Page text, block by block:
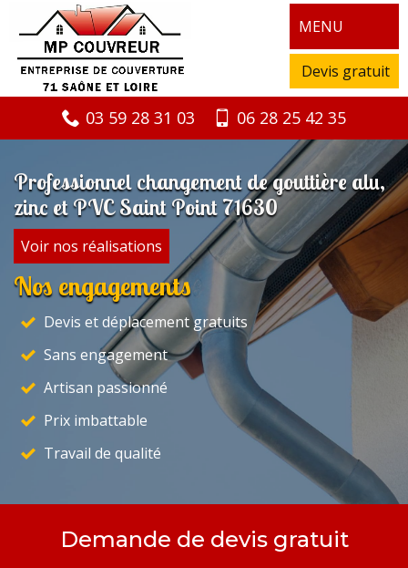
MENU
Devis gratuit
03 59 28 31 03 06 28 25 42 35
Professionnel changement de gouttière alu,
zinc et PVC Saint Point 71630
Voir nos réalisations
Nos engagements
Devis et déplacement gratuits
Sans engagement
Artisan passionné
Prix imbattable
Travail de qualité
Demande de devis gratuit